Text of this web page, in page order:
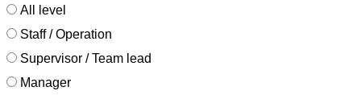
All level
Staff / Operation
Supervisor / Team lead
Manager